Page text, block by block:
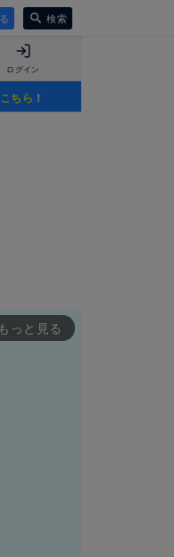
検索
ログイン
こちら ！
もっと見る